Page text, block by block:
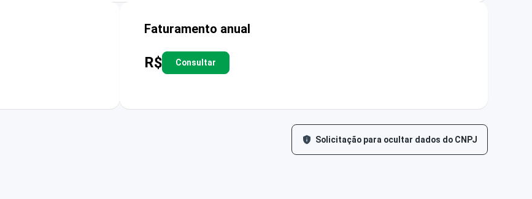
Faturamento anual
R$ Consultar
Solicitação para ocultar dados do CNPJ